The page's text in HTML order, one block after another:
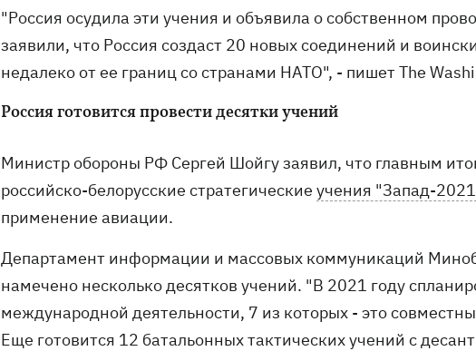
"Россия осудила эти учения и объявила о собственном
заявили, что Россия создаст 20 новых соединений и
недалеко от ее границ со странами НАТО", - пишет The
Россия готовится провести десятки учений
Министр обороны РФ Сергей Шойгу заявил, что главным
российско-белорусские стратегические учения "Запад-
применение авиации.
Департамент информации и массовых коммуникаций
намечено несколько десятков учений. "В 2021 году
международной деятельности, 7 из которых - это
Еще готовится 12 батальонных тактических учений с